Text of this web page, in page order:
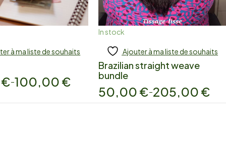
to cart
à ma liste de souhaits
€–100,00 €
In stock
Add to cart
Ajouter à ma liste de souhaits
Brazilian straight weave
bundle
50,00 €–205,00 €